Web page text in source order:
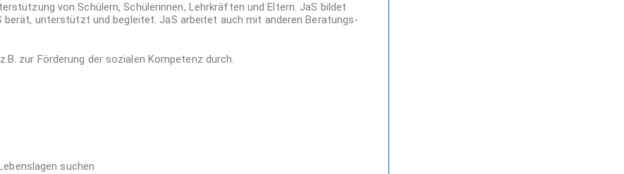
von Schülern, Schülerinnen, Lehrkräften und Eltern. JaS bildet
berät, unterstützt und begleitet. JaS arbeitet auch mit anderen Beratungs-
zur Förderung der sozialen Kompetenz durch.
suchen